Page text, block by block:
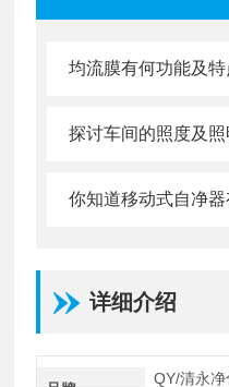
均流膜有何功能及特
探讨车间的照度及
你知道移动式自净
详细介绍
QY/清永净